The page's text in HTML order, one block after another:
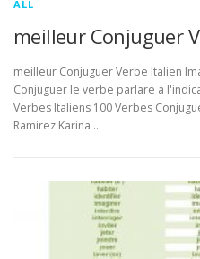
ALL
meilleur Conjuguer
meilleur Conjuguer Verbe Italien
Conjuguer le verbe parlare à
Verbes Italiens 100 Verbes
Ramirez Karina …